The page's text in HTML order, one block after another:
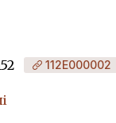
112Е000002